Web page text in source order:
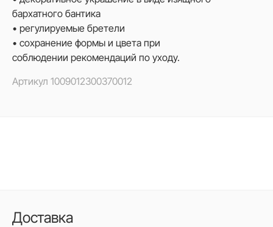
бархатного бантика
• регулируемые бретели
• сохранение формы и цвета при
соблюдении рекомендаций по уходу.
Артикул 1009012300370012
Доставка